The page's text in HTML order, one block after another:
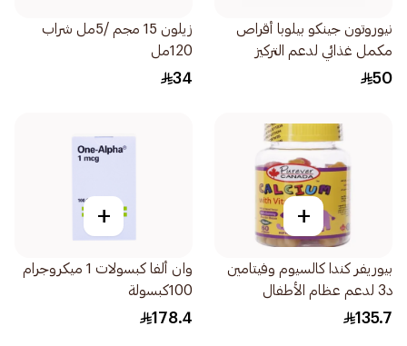
نيوروتون جينكو بيلوبا أقراص
مكمل غذائي لدعم التركيز
والذاكرة 30اقراص
50
زيلون 15 مجم /5مل شراب
120مل
34
+
بيوريفر كندا كالسيوم وفيتامين
د3 لدعم عظام الأطفال
60قطعة
135.7
+
وان ألفا كبسولات 1 ميكروجرام
100كبسولة
178.4